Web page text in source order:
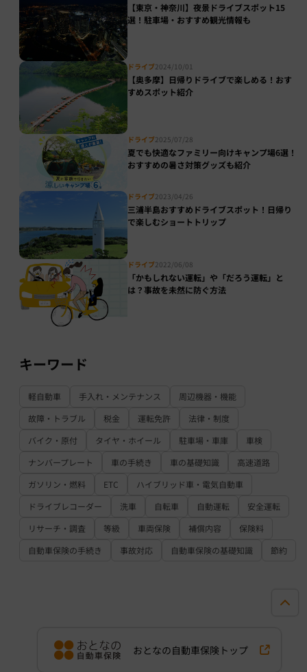
【東京・神奈川】夜景ドライブスポット15
選！駐車場・おすすめ観光情報も
ドライブ2024/10/01
【奥多摩】日帰りドライブで楽しめる！おす
すめスポット紹介
ドライブ2025/07/28
夏でも快適なファミリー向けキャンプ場6選！
おすすめの暑さ対策グッズも紹介
ドライブ2023/04/26
三浦半島おすすめドライブスポット！日帰り
で楽しむショートトリップ
ドライブ2022/06/08
「かもしれない運転」や「だろう運転」と
は？事故を未然に防ぐ方法
キーワード
軽自動車 手入れ・メンテナンス
周辺機器・機能
故障・トラブル
税金 運転免許
法律・制度
バイク・原付
タイヤ・ホイール 駐車場・車庫
車検
ナンバープレート
車の手続き 車の基礎知識
高速道路
ガソリン・燃料
ETC
ハイブリッド車・電気自動車
ドライブレコーダー
洗車 自転車 自動運転
安全運転
リサーチ・調査
等級 車両保険 補償内容
保険料
自動車保険の手続き
事故対応 自動車保険の基礎知識 節約
おとなの自動車保険トップ